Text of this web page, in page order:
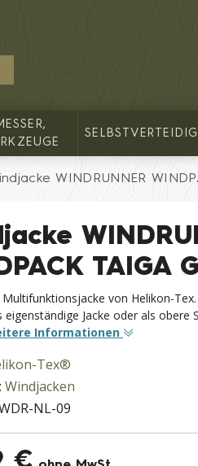
WINDRUNNER
TAIGA
von Helikon-
eigenständige Jacke oder als obere
Informationen
Tex®
Windjacken
NL-09